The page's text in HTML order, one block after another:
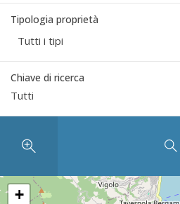
Tipologia proprietà
Tutti i tipi
Chiave di ricerca
+